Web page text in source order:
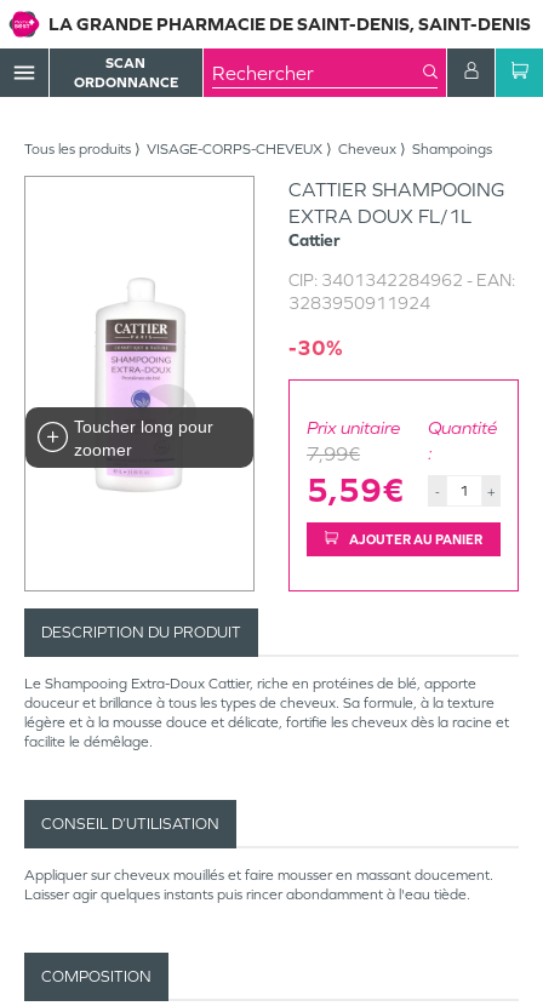
LA GRANDE PHARMACIE DE SAINT-DENIS, SAINT-DENIS
menu
SCAN
ORDONNANCE
Tous les produits VISAGE-CORPS-CHEVEUX Cheveux Shampoings
Toucher long pour
zoomer
CATTIER SHAMPOOING
EXTRA DOUX FL/1L
Cattier
CIP: 3401342284962 - EAN:
3283950911924
-30%
Prix unitaire
7,99€
5,59€
Quantité
:
- +
AJOUTER AU PANIER
DESCRIPTION DU PRODUIT
Le Shampooing Extra-Doux Cattier, riche en protéines de blé, apporte
douceur et brillance à tous les types de cheveux. Sa formule, à la texture
légère et à la mousse douce et délicate, fortifie les cheveux dès la racine et
facilite le démêlage.
CONSEIL D’UTILISATION
Appliquer sur cheveux mouillés et faire mousser en massant doucement.
Laisser agir quelques instants puis rincer abondamment à l'eau tiède.
COMPOSITION